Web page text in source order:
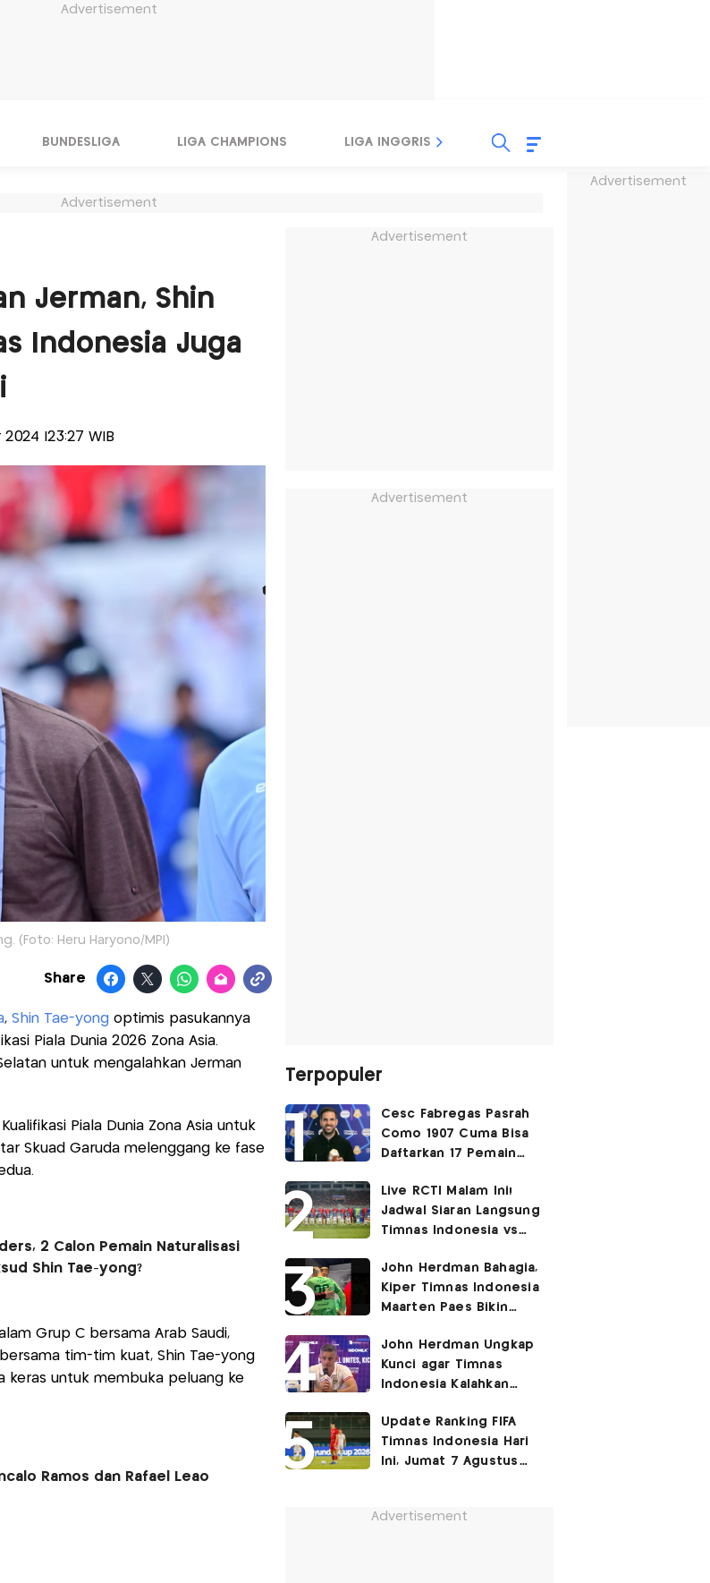
Advertisement
Advertisement
BUNDESLIGA LIGA CHAMPIONS LIGA INGGRIS LIGA ITALIA
Advertisement
Jerman, Shin
Indonesia Juga
|23:27 WIB
(Foto: Heru Haryono/MPI)
Share
, Shin Tae-yongoptimis pasukannya
Piala Dunia 2026 Zona Asia.
untuk mengalahkan Jerman
Piala Dunia Zona Asia untuk
Skuad Garuda melenggang ke fase
2 Calon Pemain Naturalisasi
Shin Tae-yong?
Grup C bersama Arab Saudi,
tim-tim kuat, Shin Tae-yong
keras untuk membuka peluang ke
Ramos dan Rafael Leao
Advertisement
Advertisement
Terpopuler
Cesc Fabregas Pasrah
Como 1907 Cuma Bisa
Daftarkan 17 Pemain
2026-2027
Live RCTI Malam Ini!
Jadwal Siaran Langsung
Timnas Indonesia vs
2026: Laga Hidup Mati
John Herdman Bahagia,
Kiper Timnas Indonesia
Maarten Paes Bikin
Duduk di Bangku
Cadangan!
John Herdman Ungkap
Kunci agar Timnas
Indonesia Kalahkan
2026: Tenang tapi
Berapi-api
Update Ranking FIFA
Timnas Indonesia Hari
Ini, Jumat 7 Agustus
Advertisement